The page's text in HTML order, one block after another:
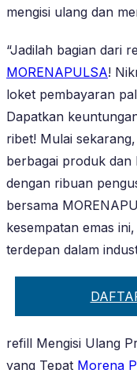
mengisi ulang dan
“Jadilah bagian dari
MORENAPULSA!
loket pembayaran
Dapatkan
ribet! Mulai
berbagai produk dan
dengan ribuan
bersama
kesempatan emas
terdepan dalam
refill Mengisi Ulang
yang Tepat Morena